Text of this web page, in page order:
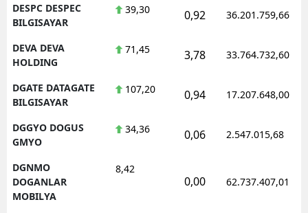
DESPC DESPEC
BILGISAYAR
39,30 0,92 36.201.759,66
DEVA DEVA
HOLDING
71,45 3,78 33.764.732,60
DGATE DATAGATE
BILGISAYAR
107,20 0,94 17.207.648,00
DGGYO DOGUS
GMYO
34,36 0,06 2.547.015,68
DGNMO
DOGANLAR
MOBILYA
8,42
0,00 62.737.407,01